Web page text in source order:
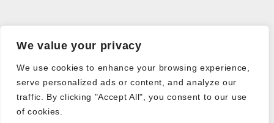
We value your privacy
We use cookies to enhance your browsing experience,
serve personalized ads or content, and analyze our
traffic. By clicking "Accept All", you consent to our use
of cookies.